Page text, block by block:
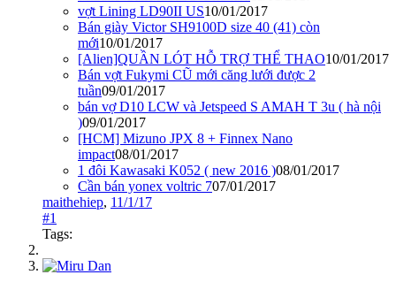
vợt Lining LD90II US10/01/2017
Bán giày Victor SH9100D size 40 (41) còn
mới10/01/2017
[Alien]QUẦN LÓT HỖ TRỢ THỂ THAO10/01/2017
Bán vợt Fukymi CŨ mới căng lưới được 2
tuần09/01/2017
bán vợ D10 LCW và Jetspeed S AMAH T 3u ( hà nội
)09/01/2017
[HCM] Mizuno JPX 8 + Finnex Nano
impact08/01/2017
1 đôi Kawasaki K052 ( new 2016 )08/01/2017
Cần bán yonex voltric 707/01/2017
maithehiep, 11/1/17
#1
Tags: